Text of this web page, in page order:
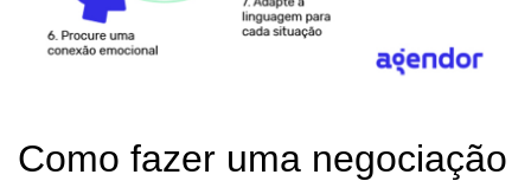
Como fazer uma negociação